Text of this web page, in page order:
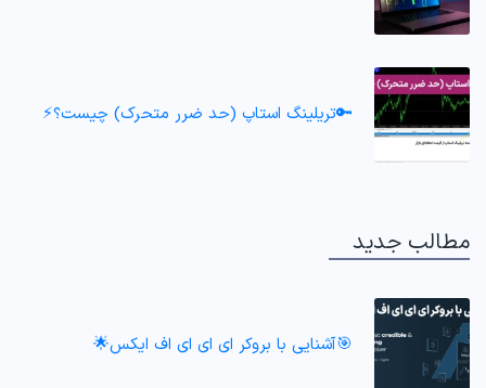
🔑تریلینگ استاپ (حد ضرر متحرک) چیست؟⚡
مطالب جدید
🎯آشنایی با بروکر ای ای ای اف ایکس🌟